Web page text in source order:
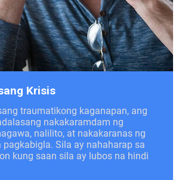
Krisis
traumatikong kaganapan, ang
nakakaramdam ng
nalilito, at nakakaranas ng
pagkabigla. Sila ay nahaharap sa
kung saan sila ay lubos na hindi